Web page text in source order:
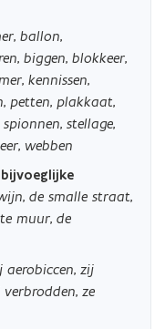
, ballon,
, biggen, blokkeer,
, kennissen,
, petten, plakkaat,
spionnen, stellage,
, webben
, de smalle straat,
muur, de
aerobiccen, zij
verbrodden, ze